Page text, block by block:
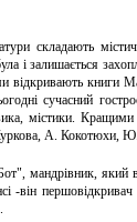
складають
і залишається
відкривають
сучасний
містики. Кращими
А. Кокотюхи, Ю.
мандрівник, який
першовідкривач в